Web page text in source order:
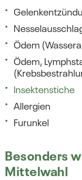
Ödem
Ödem,
Insektenstiche
Allergien
Furunkel
Besonders
Mittelwahl